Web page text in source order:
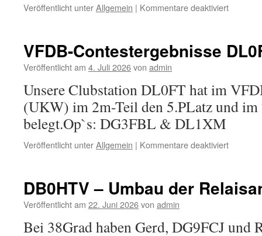
Veröffentlicht unterAllgemein | Kommentare deaktiviertfür
VFDB-Contestergebnisse
Veröffentlicht am 4. Juli 2026von admin
Unsere Clubstation DL0FT hat im
(UKW) im 2m-Teil den 5.PLatz und im
belegt.Op`s: DG3FBL & DL1XM
Veröffentlicht unterAllgemein | Kommentare deaktiviertfür
DB0HTV – Umbau der
Veröffentlicht am 22. Juni 2026von admin
Bei 38Grad haben Gerd, DG9FCJ und